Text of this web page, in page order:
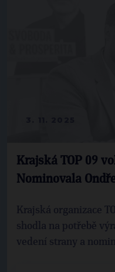
Krajská TOP 09
Nominovala
Krajská organizace
shodla na potřebě
vedení strany a